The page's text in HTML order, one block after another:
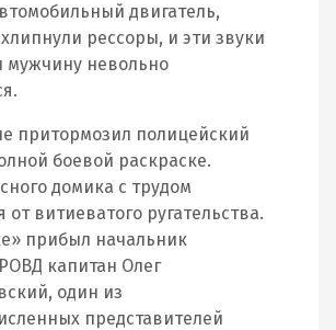
двигатель,
рессоры, и эти звуки
мужчину невольно
притормозил полицейский
боевой раскраске.
домика с трудом
от витиеватого ругательства.
прибыл начальник
капитан Олег
один из
представителей